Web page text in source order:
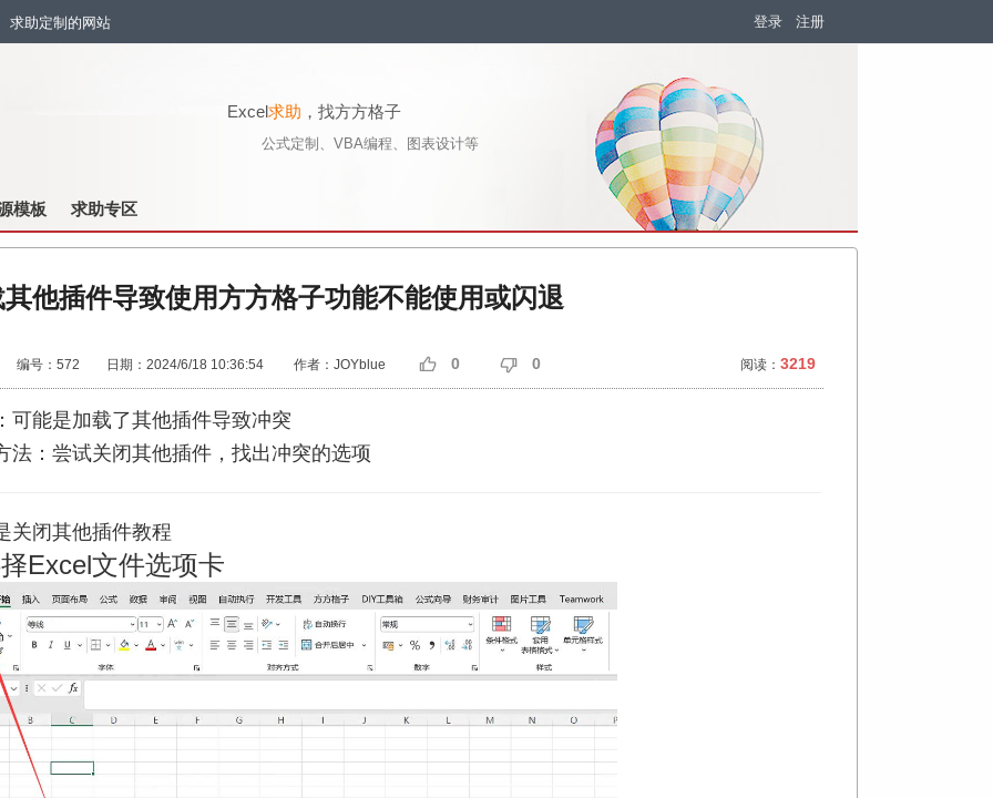
求助定制的网站 登录 注册
Excel求助 ，找方方格子
公式定制、VBA编程、图表设计等
模板 求助专区
他插件导致使用方方格子功能不能使用或闪退
号：572 日期：2024/6/18 10:36:54 作者：JOYblue 0 0 阅读： 3219
可能是加载了其他插件导致冲突
法：尝试关闭其他插件，找出冲突的选项
关闭其他插件教程
Excel文件选项卡